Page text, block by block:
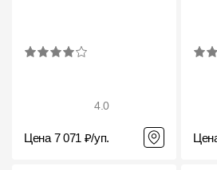
4.0
Цена 7 071 ₽/уп.